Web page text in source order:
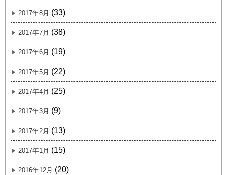
2017年8月 (33)
2017年7月 (38)
2017年6月 (19)
2017年5月 (22)
2017年4月 (25)
2017年3月 (9)
2017年2月 (13)
2017年1月 (15)
2016年12月 (20)